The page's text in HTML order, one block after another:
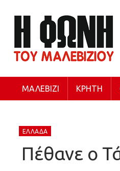
ΜΑΛΕΒΊΖΙ ΚΡΉΤΗ
ΕΛΛΆΔΑ
Πέθανε ο